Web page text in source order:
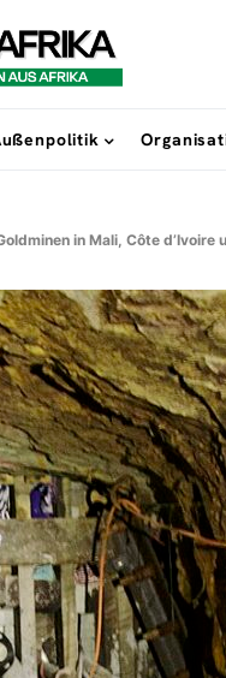
in Mali, Côte d’Ivoire